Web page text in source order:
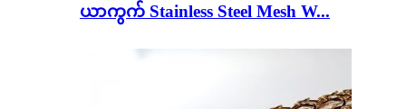
ယာကွက် Stainless Steel Mesh W...